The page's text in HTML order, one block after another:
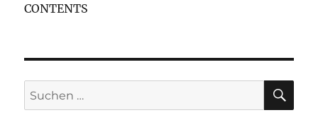
CONTENTS
Suchen
nach: